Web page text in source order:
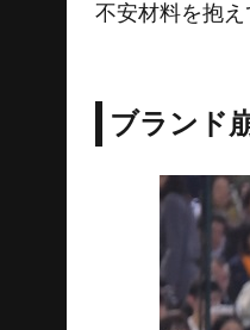
不安材料を抱え
ブランド